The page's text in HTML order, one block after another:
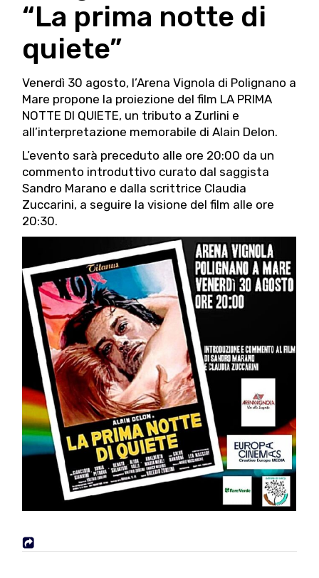
“La prima notte di
quiete”
Venerdì 30 agosto, l’Arena Vignola di Polignano a
Mare propone la proiezione del film LA PRIMA
NOTTE DI QUIETE, un tributo a Zurlini e
all’interpretazione memorabile di Alain Delon.
L’evento sarà preceduto alle ore 20:00 da un
commento introduttivo curato dal saggista
Sandro Marano e dalla scrittrice Claudia
Zuccarini, a seguire la visione del film alle ore
20:30.